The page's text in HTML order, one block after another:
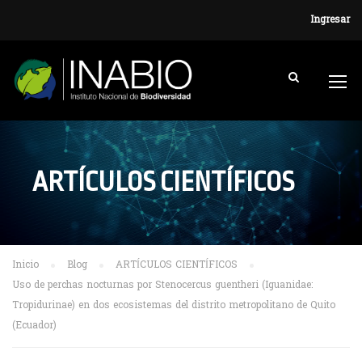
Ingresar
ARTÍCULOS CIENTÍFICOS
Inicio Blog
ARTÍCULOS CIENTÍFICOS
Uso de perchas nocturnas por Stenocercus guentheri (Iguanidae:
Tropidurinae) en dos ecosistemas del distrito metropolitano de Quito
(Ecuador)